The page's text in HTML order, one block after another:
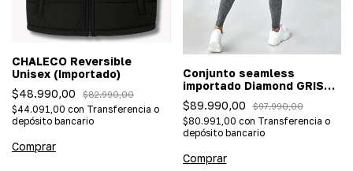
CHALECO Reversible
Unisex (Importado)
$48.990,00
$82.990,00
$44.091,00 con Transferencia o
depósito bancario
Comprar
Conjunto seamless
importado Diamond GRIS
(Push Up)
$89.990,00 $97.990,00
$80.991,00 con Transferencia o
depósito bancario
Comprar